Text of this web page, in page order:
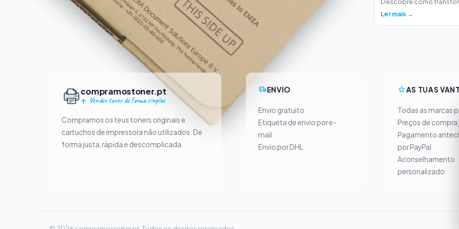
Ler mais →
compramostoner.pt
Vender toner de forma simples
Compramos os teus toners originais e
cartuchos de impressora não utilizados. De
forma justa, rápida e descomplicada.
ENVIO
Envio gratuito
Etiqueta de envio por e-
mail
Envio por DHL
AS TUAS
Todas as marcas
Preços de
Pagamento
por PayPal
Aconselhamento
personalizado